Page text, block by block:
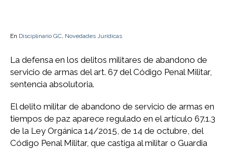
En Disciplinario GC Novedades Jurídicas
La defensa en los delitos militares de abandono de
servicio de armas del art. 67 del Código Penal Militar,
sentencia absolutoria.
El delito militar de abandono de servicio de armas en
tiempos de paz aparece regulado en el artículo 67.1.3
de la Ley Orgánica 14/2015, de 14 de octubre, del
Código Penal Militar, que castiga al militar o Guardia